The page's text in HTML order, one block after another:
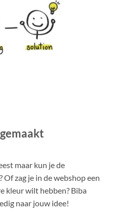
maar kun je de
zag je in de webshop een
kleur wilt hebben? Biba
naar jouw idee!